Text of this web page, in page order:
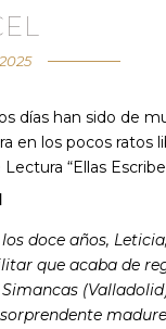
días han sido de
en los pocos ratos
“Ellas
doce años,
que acaba de